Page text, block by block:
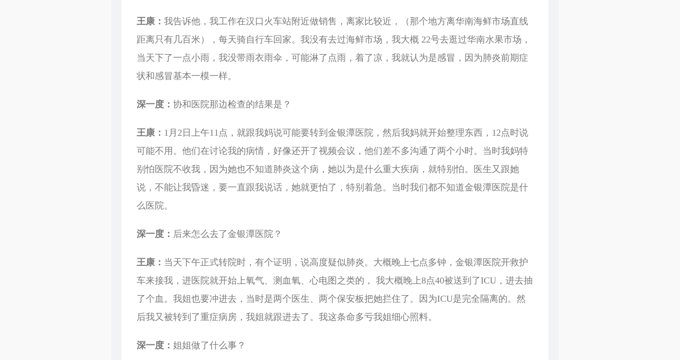
王康： 我告诉他，我工作在汉口火车站附近做销售，离家比较近，（那个地方离华南海鲜市场直线
距离只有几百米），每天骑自行车回家。我没有去过海鲜市场，我大概 22号去逛过华南水果市场，
当天下了一点小雨，我没带雨衣雨伞，可能淋了点雨，着了凉，我就认为是感冒，因为肺炎前期症
状和感冒基本一模一样。
深一度： 协和医院那边检查的结果是？
王康： 1月2日上午11点，就跟我妈说可能要转到金银潭医院，然后我妈就开始整理东西，12点时说
可能不用。他们在讨论我的病情，好像还开了视频会议，他们差不多沟通了两个小时。当时我妈特
别怕医院不收我，因为她也不知道肺炎这个病，她以为是什么重大疾病，就特别怕。医生又跟她
说，不能让我昏迷，要一直跟我说话，她就更怕了，特别着急。当时我们都不知道金银潭医院是什
么医院。
深一度： 后来怎么去了金银潭医院？
王康： 当天下午正式转院时，有个证明，说高度疑似肺炎。大概晚上七点多钟，金银潭医院开救护
车来接我，进医院就开始上氧气、测血氧、心电图之类的， 我大概晚上8点40被送到了ICU，进去抽
了个血。我姐也要冲进去，当时是两个医生、两个保安板把她拦住了。因为ICU是完全隔离的。然
后我又被转到了重症病房，我姐就跟进去了。我这条命多亏我姐细心照料。
深一度： 姐姐做了什么事？